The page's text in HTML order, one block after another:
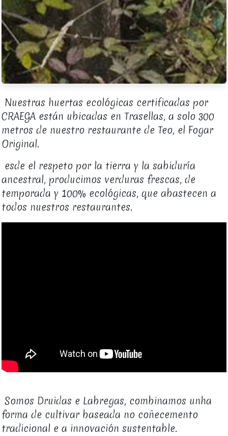
Nuestras huertas ecológicas certificadas por
CRAEGA están ubicadas en Trasellas, a solo 300
metros de nuestro restaurante de Teo, el Fogar
Original.
esde el respeto por la tierra y la sabiduría
ancestral, producimos verduras frescas, de
temporada y 100% ecológicas, que abastecen a
todos nuestros restaurantes.
Somos Druidas e Labregas, combinamos unha
forma de cultivar baseada no coñecemento
tradicional e a innovación sustentable.